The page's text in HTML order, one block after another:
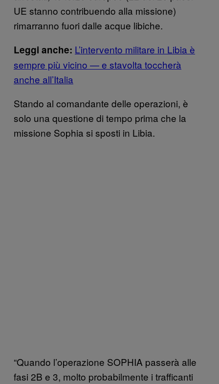
UE stanno contribuendo alla missione)
rimarranno fuori dalle acque libiche.
Leggi anche: L’intervento militare in Libia è
sempre più vicino — e stavolta toccherà
anche all’Italia
Stando al comandante delle operazioni, è
solo una questione di tempo prima che la
missione Sophia si sposti in Libia.
“Quando l’operazione SOPHIA passerà alle
fasi 2B e 3, molto probabilmente i trafficanti